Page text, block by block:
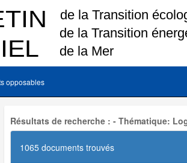
opposables
Résultats de recherche : - Thématique:
1065 documents trouvés